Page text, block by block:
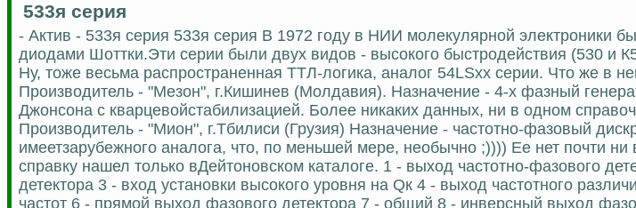
533я серия
- Актив - 533я серия 533я серия В 1972 году в НИИ молекулярной электроники
диодами Шоттки.Эти серии были двух видов - высокого быстродействия (530 и
Ну, тоже весьма распространенная ТТЛ-логика, аналог 54LSxx серии. Что же в
Производитель - "Мезон", г.Кишинев (Молдавия). Назначение - 4-х фазный
Джонсона с кварцевойстабилизацией. Более никаких данных, ни в одном
Производитель - "Мион", г.Тбилиси (Грузия) Назначение - частотно-фазовый
имеетзарубежного аналога, что, по меньшей мере, необычно ;)))) Ее нет почти
справку нашел только вДейтоновском каталоге. 1 - выход частoтнo-фазового
детектора 3 - вход установки высокого уровня на Qк 4 - выход частотного
частот 6 - прямой выход фазового детектора 7 - общий 8 - инверсный выход